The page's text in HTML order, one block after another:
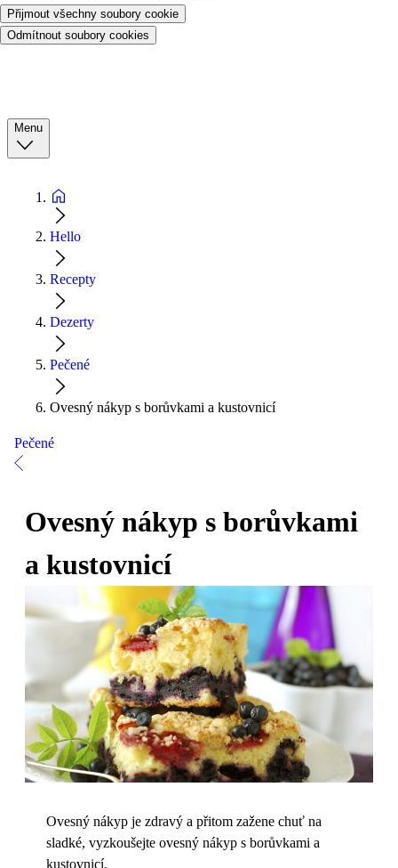
Přijmout všechny soubory cookie
Odmítnout soubory cookies
Menu
Hello
Recepty
Dezerty
Pečené
Ovesný nákyp s borůvkami a kustovnicí
Pečené
Ovesný nákyp s borůvkami
a kustovnicí
Ovesný nákyp je zdravý a přitom zažene chuť na
sladké, vyzkoušejte ovesný nákyp s borůvkami a
kustovnicí.